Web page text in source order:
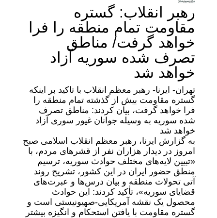
رهبر انقلاب: گستره
مقاومت تمام منطقه را فرا
خواهد گرفت/ مناطق
تصرف شده سوریه آزاد
خواهد شد
تهران- ایرنا- رهبر معظم انقلاب با تاکید بر اینکه
گستره مقاومت بیش از گذشته تمام منطقه را
فرا خواهد گرفت، بیان کردند: مناطق تصرف
شده سوریه به وسیله جوانان غیور سوری آزاد
خواهد شد
به گزارش ایرنا، رهبر معظم انقلاب اسلامی صبح
امروز در دیدار هزاران نفر از قشرهای مردم، با
«تبیین لایه‌های مختلف حوادث سوریه، ترسیم
منطق حضور ایران در این کشور، تشریح روند
آتی تحولات منطقه و بیان درس‌ها و عبرت‌های
قضایای سوریه»، تأکید کردند: این حوادث
محصول یک نقشه آمریکایی-صهیونیستی است و
گستره مقاومت با یافتن استحکام و انگیزه بیشتر